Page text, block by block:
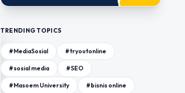
TRENDING TOPICS
#MediaSosial #tryoutonline
#sosial media #SEO
#Masoem University #bisnis online